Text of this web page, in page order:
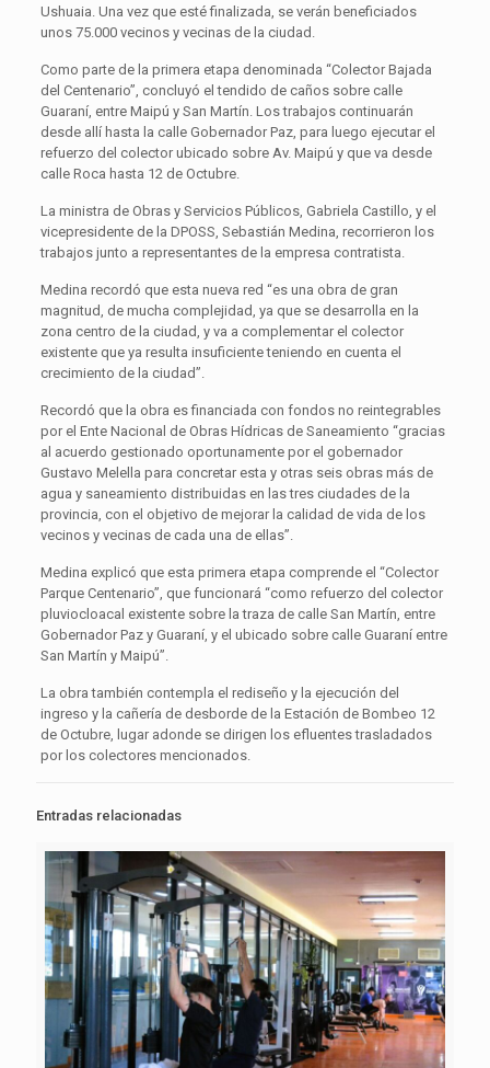
Ushuaia. Una vez que esté finalizada, se verán beneficiados
unos 75.000 vecinos y vecinas de la ciudad.
Como parte de la primera etapa denominada “Colector Bajada
del Centenario”, concluyó el tendido de caños sobre calle
Guaraní, entre Maipú y San Martín. Los trabajos continuarán
desde allí hasta la calle Gobernador Paz, para luego ejecutar el
refuerzo del colector ubicado sobre Av. Maipú y que va desde
calle Roca hasta 12 de Octubre.
La ministra de Obras y Servicios Públicos, Gabriela Castillo, y el
vicepresidente de la DPOSS, Sebastián Medina, recorrieron los
trabajos junto a representantes de la empresa contratista.
Medina recordó que esta nueva red “es una obra de gran
magnitud, de mucha complejidad, ya que se desarrolla en la
zona centro de la ciudad, y va a complementar el colector
existente que ya resulta insuficiente teniendo en cuenta el
crecimiento de la ciudad”.
Recordó que la obra es financiada con fondos no reintegrables
por el Ente Nacional de Obras Hídricas de Saneamiento “gracias
al acuerdo gestionado oportunamente por el gobernador
Gustavo Melella para concretar esta y otras seis obras más de
agua y saneamiento distribuidas en las tres ciudades de la
provincia, con el objetivo de mejorar la calidad de vida de los
vecinos y vecinas de cada una de ellas”.
Medina explicó que esta primera etapa comprende el “Colector
Parque Centenario”, que funcionará “como refuerzo del colector
pluviocloacal existente sobre la traza de calle San Martín, entre
Gobernador Paz y Guaraní, y el ubicado sobre calle Guaraní entre
San Martín y Maipú”.
La obra también contempla el rediseño y la ejecución del
ingreso y la cañería de desborde de la Estación de Bombeo 12
de Octubre, lugar adonde se dirigen los efluentes trasladados
por los colectores mencionados.
Entradas relacionadas